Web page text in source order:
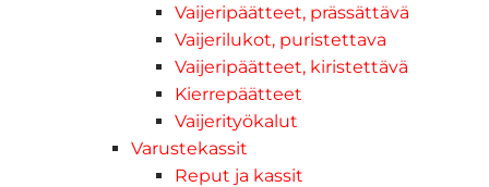
Vaijeripäätteet, prässättävä
Vaijerilukot, puristettava
Vaijeripäätteet, kiristettävä
Kierrepäätteet
Vaijerityökalut
Varustekassit
Reput ja kassit